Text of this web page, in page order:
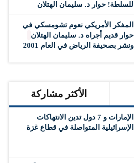
للسلطة! حوار د. سليمان الهتلان
المفكر الأمريكي نعوم تشومسكي في
حوار قديم أجراه د. سليمان الهتلان
ونشر بصحيفة الرياض في العام 2001
الأكثر مشاركة
الإمارات و 7 دول تدين الانتهاكات
الإسرائيلية المتواصلة في قطاع غزة